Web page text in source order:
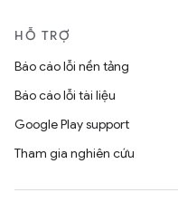
HỖ TRỢ
Báo cáo lỗi nền tảng
Báo cáo lỗi tài liệu
Google Play support
Tham gia nghiên cứu